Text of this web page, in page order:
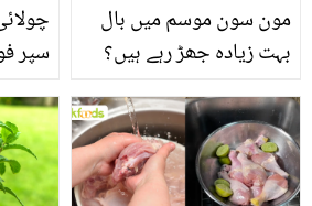
سپر
جاتا
سے
فائدے
مون سون موسم میں بال
بہت زیادہ جھڑ رہے ہیں؟
جانیں بالوں کو مضبوط
بنانے کے چند قدرتی طریقے